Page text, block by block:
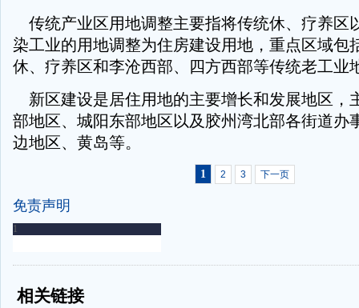
传统产业区用地调整主要指将传统休、疗养区
染工业的用地调整为住房建设用地，重点区域包
休、疗养区和李沧西部、四方西部等传统老工业
新区建设是居住用地的主要增长和发展地区，
部地区、城阳东部地区以及胶州湾北部各街道办
边地区、黄岛等。
1 2 3 下一页
免责声明
-
相关链接